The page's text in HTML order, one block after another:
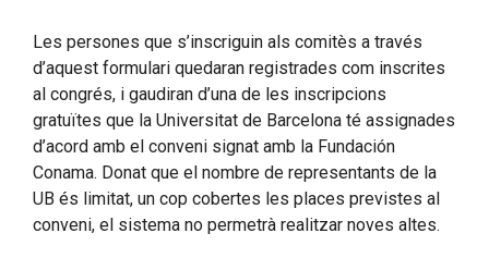
Les persones que s’inscriguin als comitès a través
d’aquest formulari quedaran registrades com inscrites
al congrés, i gaudiran d’una de les inscripcions
gratuïtes que la Universitat de Barcelona té assignades
d’acord amb el conveni signat amb la Fundación
Conama. Donat que el nombre de representants de la
UB és limitat, un cop cobertes les places previstes al
conveni, el sistema no permetrà realitzar noves altes.